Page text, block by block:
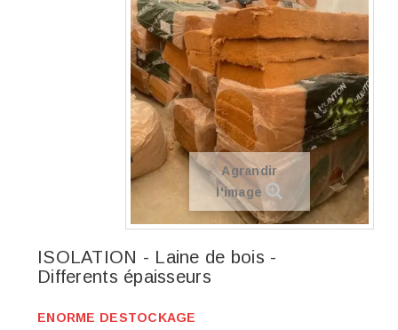
Agrandir
l'image
ISOLATION - Laine de bois -
Differents épaisseurs
ENORME DESTOCKAGE